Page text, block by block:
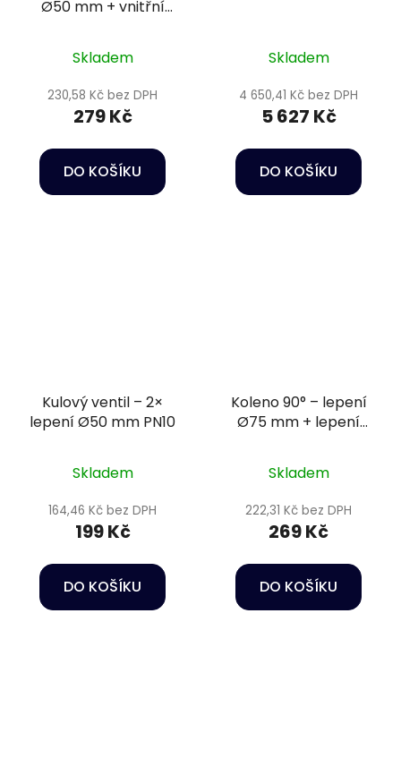
Ø50 mm + vnitřní
Skladem
230,58 Kč bez DPH
279 Kč
DO KOŠÍKU
Skladem
4 650,41 Kč bez DPH
5 627 Kč
DO KOŠÍKU
Kulový ventil – 2×
lepení Ø50 mm PN10
Skladem
164,46 Kč bez DPH
199 Kč
DO KOŠÍKU
Koleno 90° – lepení
Ø75 mm + lepení
Skladem
222,31 Kč bez DPH
269 Kč
DO KOŠÍKU